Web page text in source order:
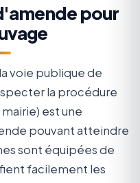
pour
voie publique de
la procédure
est une
pouvant atteindre
sont équipées de
facilement les